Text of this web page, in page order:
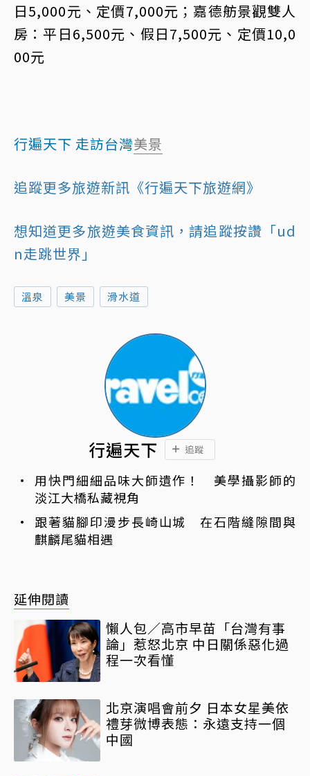
日5,000元、定價7,000元；嘉德舫景觀雙人
房：平日6,500元、假日7,500元、定價10,0
00元
行遍天下 走訪台灣美景
追蹤更多旅遊新訊《行遍天下旅遊網》
想知道更多旅遊美食資訊，請追蹤按讚「ud
n走跳世界」
溫泉 美景 滑水道
行遍天下 追蹤
用快門細細品味大師遺作！ 美學攝影師的
淡江大橋私藏視角
跟著貓腳印漫步長崎山城 在石階縫隙間與
麒麟尾貓相遇
延伸閱讀
懶人包／高市早苗「台灣有事
論」惹怒北京 中日關係惡化過
程一次看懂
北京演唱會前夕 日本女星美依
禮芽微博表態：永遠支持一個
中國